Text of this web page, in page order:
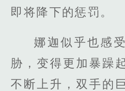
即将降下的惩罚。
娜迦似乎也感
胁，变得更加暴躁
不断上升，双手的